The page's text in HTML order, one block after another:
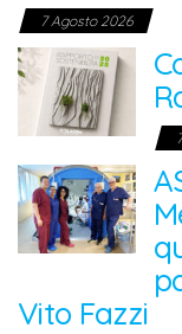
7 Agosto 2026
Vito Fazzi